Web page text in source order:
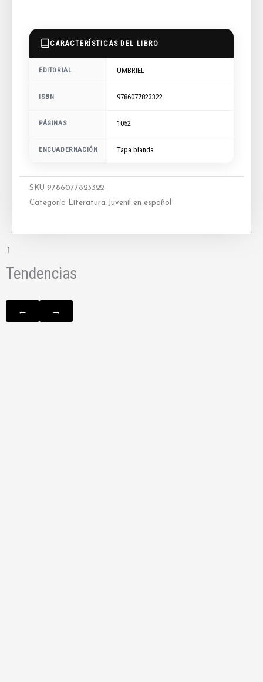
CARACTERÍSTICAS DEL LIBRO
EDITORIAL UMBRIEL
ISBN 9786077823322
PÁGINAS 1052
ENCUADERNACIÓN Tapa blanda
SKU 9786077823322
Categoría
Literatura Juvenil en español
↑
Tendencias
← →